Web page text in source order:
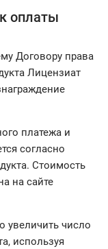
оплаты
Договору права
Лицензиат
платежа и
согласно
Стоимость
на сайте
увеличить число
используя